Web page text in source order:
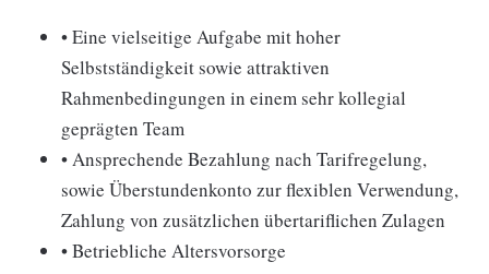
• Eine vielseitige Aufgabe mit hoher
Selbstständigkeit sowie attraktiven
Rahmenbedingungen in einem sehr kollegial
geprägten Team
• Ansprechende Bezahlung nach Tarifregelung,
sowie Überstundenkonto zur flexiblen Verwendung,
Zahlung von zusätzlichen übertariflichen Zulagen
• Betriebliche Altersvorsorge